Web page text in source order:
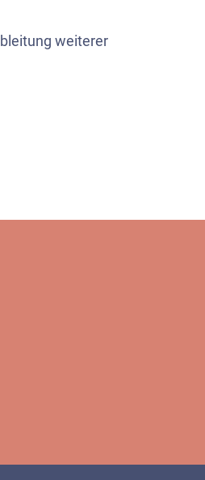
weiterer